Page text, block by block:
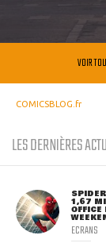
VOIR
COMICSBLOG.fr
LES DERNIÈRES
1,67
ECRANS